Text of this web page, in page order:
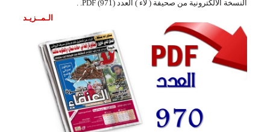
النسخة الالكترونية من صحيفة ( لاء ) العدد (971) PDF. .
الـمــزيـد